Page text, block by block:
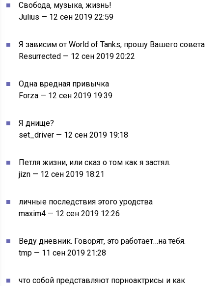
Свобода, музыка, жизнь!
Julius — 12 сен 2019 22:59
Я зависим от World of Tanks, прошу Вашего совета
Resurrected — 12 сен 2019 20:22
Одна вредная привычка
Forza — 12 сен 2019 19:39
Я днище?
set_driver — 12 сен 2019 19:18
Петля жизни, или сказ о том как я застял.
jizn — 12 сен 2019 18:21
личные последствия этого уродства
maxim4 — 12 сен 2019 12:26
Веду дневник. Говорят, это работает…на тебя.
tmp — 11 сен 2019 21:28
что собой представляют порноактрисы и как